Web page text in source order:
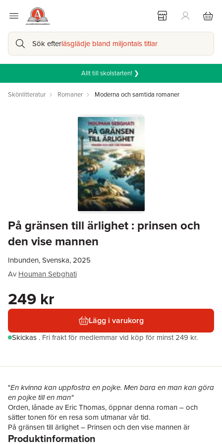
Sök efterläsglädje bland miljontals titlar
Allt till skolstarten! ❯
Skönlitteratur Romaner Moderna och samtida romaner
På gränsen till ärlighet : prinsen och
den vise mannen
Inbunden, Svenska, 2025
Av Houman Sebghati
249 kr
Lägg i varukorg
Skickas . Fri frakt för medlemmar vid köp för minst 249 kr.
"En kvinna kan uppfostra en pojke. Men bara en man kan göra
en pojke till en man"
Orden, lånade av Eric Thomas, öppnar denna roman – och
sätter tonen för en resa som utmanar vår tid.
På gränsen till ärlighet – Prinsen och den vise mannen är
Houman Sebghatisbiografiska roman, en sagolik och brutal
Produktinformation